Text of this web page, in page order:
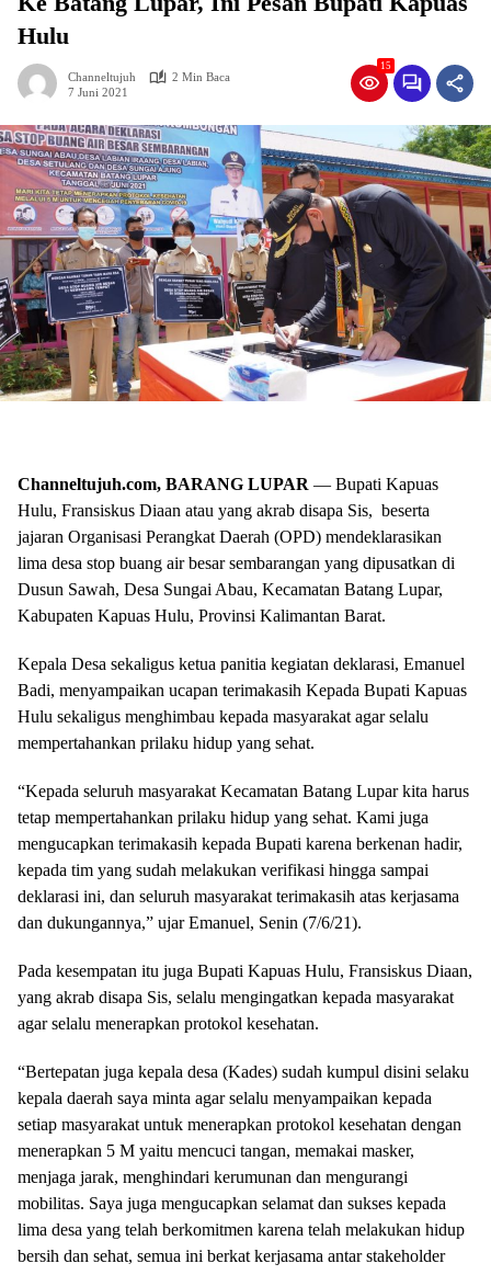
Hulu
Channeltujuh
2 Min Baca
7 Juni 2021
15
Channeltujuh.com, BARANG LUPAR — Bupati Kapuas
Hulu, Fransiskus Diaan atau yang akrab disapa Sis, beserta
jajaran Organisasi Perangkat Daerah (OPD) mendeklarasikan
lima desa stop buang air besar sembarangan yang dipusatkan di
Dusun Sawah, Desa Sungai Abau, Kecamatan Batang Lupar,
Kabupaten Kapuas Hulu, Provinsi Kalimantan Barat.
Kepala Desa sekaligus ketua panitia kegiatan deklarasi, Emanuel
Badi, menyampaikan ucapan terimakasih Kepada Bupati Kapuas
Hulu sekaligus menghimbau kepada masyarakat agar selalu
mempertahankan prilaku hidup yang sehat.
“Kepada seluruh masyarakat Kecamatan Batang Lupar kita harus
tetap mempertahankan prilaku hidup yang sehat. Kami juga
mengucapkan terimakasih kepada Bupati karena berkenan hadir,
kepada tim yang sudah melakukan verifikasi hingga sampai
deklarasi ini, dan seluruh masyarakat terimakasih atas kerjasama
dan dukungannya,” ujar Emanuel, Senin (7/6/21).
Pada kesempatan itu juga Bupati Kapuas Hulu, Fransiskus Diaan,
yang akrab disapa Sis, selalu mengingatkan kepada masyarakat
agar selalu menerapkan protokol kesehatan.
“Bertepatan juga kepala desa (Kades) sudah kumpul disini selaku
kepala daerah saya minta agar selalu menyampaikan kepada
setiap masyarakat untuk menerapkan protokol kesehatan dengan
menerapkan 5 M yaitu mencuci tangan, memakai masker,
menjaga jarak, menghindari kerumunan dan mengurangi
mobilitas. Saya juga mengucapkan selamat dan sukses kepada
lima desa yang telah berkomitmen karena telah melakukan hidup
bersih dan sehat, semua ini berkat kerjasama antar stakeholder